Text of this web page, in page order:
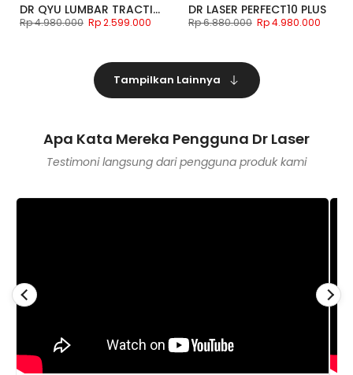
DR QYU LUMBAR TRACTION DEVICE
Rp 4.980.000 Rp 2.599.000
DR LASER PERFECT10 PLUS
Rp 6.880.000 Rp 4.980.000
Tampilkan Lainnya
Apa Kata Mereka Pengguna Dr Laser
Testimoni langsung dari pengguna produk kami